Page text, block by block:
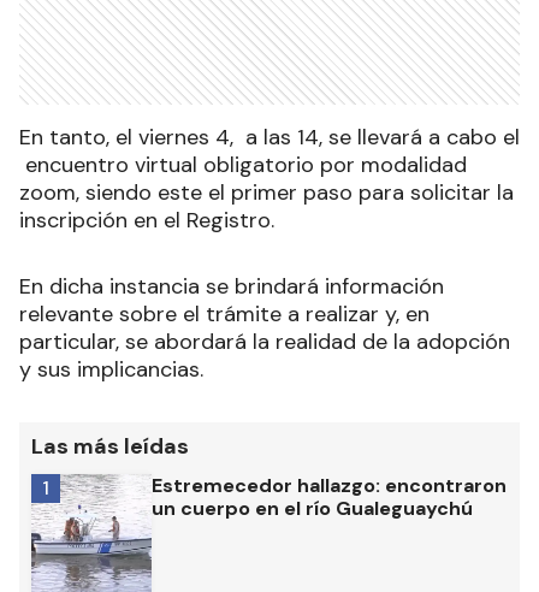
En tanto, el viernes 4, a las 14, se llevará a cabo el
encuentro virtual obligatorio por modalidad
zoom, siendo este el primer paso para solicitar la
inscripción en el Registro.
En dicha instancia se brindará información
relevante sobre el trámite a realizar y, en
particular, se abordará la realidad de la adopción
y sus implicancias.
Las más leídas
Estremecedor hallazgo: encontraron
un cuerpo en el río Gualeguaychú
1